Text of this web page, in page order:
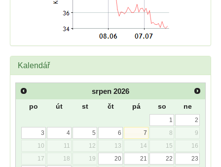
Kalendář
srpen 2026
po út st čt pá so ne
1
2
3
4 5 6 7 8
9
10
11 12 13 14 15
16
17
18 19 20 21 22
23